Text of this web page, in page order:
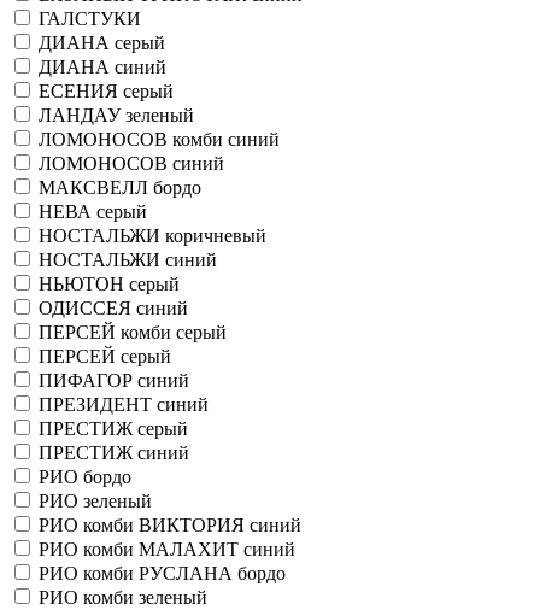
ГАЛСТУКИ
ДИАНА серый
ДИАНА синий
ЕСЕНИЯ серый
ЛАНДАУ зеленый
ЛОМОНОСОВ комби синий
ЛОМОНОСОВ синий
МАКСВЕЛЛ бордо
НЕВА серый
НОСТАЛЬЖИ коричневый
НОСТАЛЬЖИ синий
НЬЮТОН серый
ОДИССЕЯ синий
ПЕРСЕЙ комби серый
ПЕРСЕЙ серый
ПИФАГОР синий
ПРЕЗИДЕНТ синий
ПРЕСТИЖ серый
ПРЕСТИЖ синий
РИО бордо
РИО зеленый
РИО комби ВИКТОРИЯ синий
РИО комби МАЛАХИТ синий
РИО комби РУСЛАНА бордо
РИО комби зеленый